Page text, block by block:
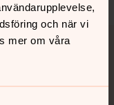
och när vi
mer om våra